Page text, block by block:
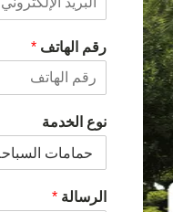
رقم الهاتف *
نوع الخدمة
الرسالة *